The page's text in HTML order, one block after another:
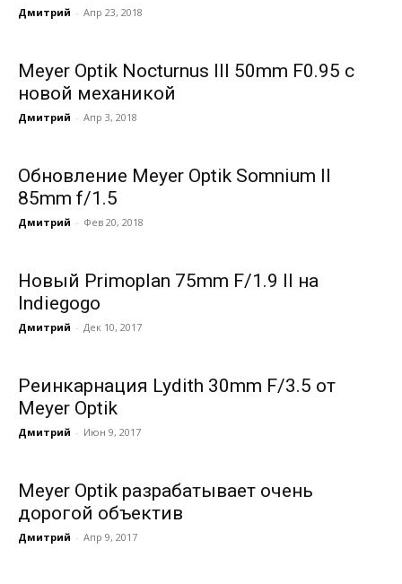
Дмитрий - Апр 23, 2018
Meyer Optik Nocturnus III 50mm F0.95 с
новой механикой
Дмитрий - Апр 3, 2018
Обновление Meyer Optik Somnium II
85mm f/1.5
Дмитрий - Фев 20, 2018
Новый Primoplan 75mm F/1.9 II на
Indiegogo
Дмитрий - Дек 10, 2017
Реинкарнация Lydith 30mm F/3.5 от
Meyer Optik
Дмитрий - Июн 9, 2017
Meyer Optik разрабатывает очень
дорогой объектив
Дмитрий - Апр 9, 2017